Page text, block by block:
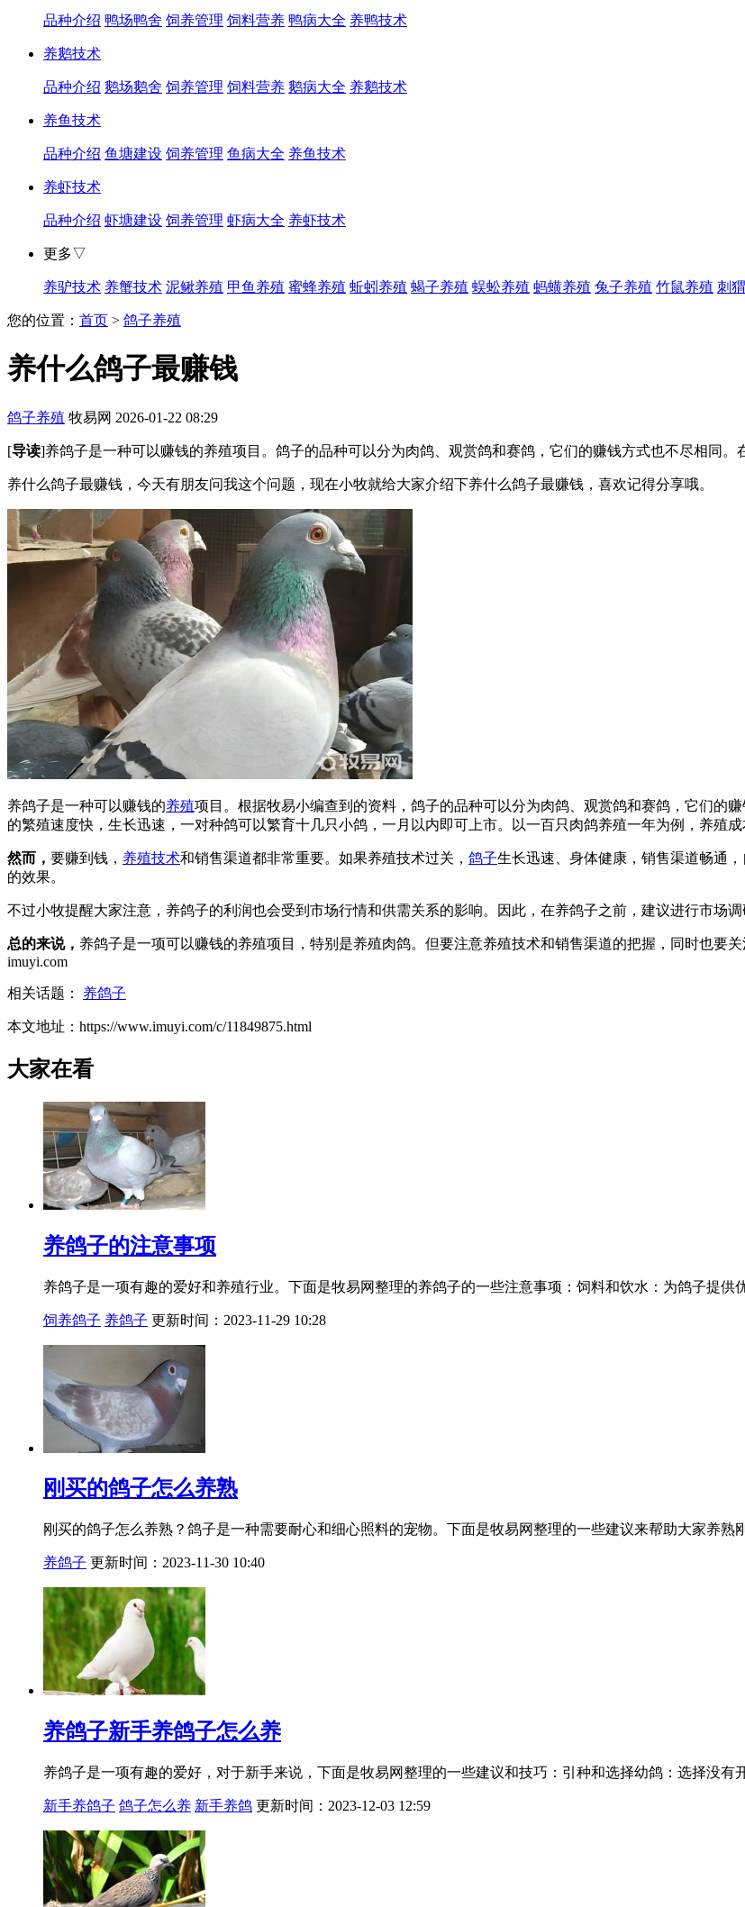
品种介绍 鸭场鸭舍 饲养管理 饲料营养 鸭病大全 养鸭技术
养鹅技术
品种介绍 鹅场鹅舍 饲养管理 饲料营养 鹅病大全 养鹅技术
养鱼技术
品种介绍 鱼塘建设 饲养管理 鱼病大全 养鱼技术
养虾技术
品种介绍 虾塘建设 饲养管理 虾病大全 养虾技术
更多▽
养驴技术 养蟹技术 泥鳅养殖 甲鱼养殖 蜜蜂养殖 蚯蚓养殖 蝎子养殖 蜈蚣养殖 蚂蟥养殖 兔子养殖 竹鼠养殖 刺
您的位置： 首页 > 鸽子养殖
养什么鸽子最赚钱
鸽子养殖 牧易网 2026-01-22 08:29
[导读]养鸽子是一种可以赚钱的养殖项目。鸽子的品种可以分为肉鸽、观赏鸽和赛鸽，它们的赚钱方式也不尽相同
养什么鸽子最赚钱，今天有朋友问我这个问题，现在小牧就给大家介绍下养什么鸽子最赚钱，喜欢记得分享哦。
养鸽子是一种可以赚钱的养殖项目。根据牧易小编查到的资料，鸽子的品种可以分为肉鸽、观赏鸽和赛鸽，它们的
的繁殖速度快，生长迅速，一对种鸽可以繁育十几只小鸽，一月以内即可上市。以一百只肉鸽养殖一年为例，养殖
然而， 要赚到钱， 养殖技术和销售渠道都非常重要。如果养殖技术过关， 鸽子生长迅速、身体健康，销售渠道畅通
的效果。
不过小牧提醒大家注意，养鸽子的利润也会受到市场行情和供需关系的影响。因此，在养鸽子之前，建议进行市场
总的来说， 养鸽子是一项可以赚钱的养殖项目，特别是养殖肉鸽。但要注意养殖技术和销售渠道的把握，同时也要
imuyi.com
相关话题： 养鸽子
本文地址：https://www.imuyi.com/c/11849875.html
大家在看
养鸽子的注意事项
养鸽子是一项有趣的爱好和养殖行业。下面是牧易网整理的养鸽子的一些注意事项：饲料和饮水：为鸽子提
饲养鸽子 养鸽子 更新时间：2023-11-29 10:28
刚买的鸽子怎么养熟
刚买的鸽子怎么养熟？鸽子是一种需要耐心和细心照料的宠物。下面是牧易网整理的一些建议来帮助大家养
养鸽子 更新时间：2023-11-30 10:40
养鸽子新手养鸽子怎么养
养鸽子是一项有趣的爱好，对于新手来说，下面是牧易网整理的一些建议和技巧：引种和选择幼鸽：选择没
新手养鸽子 鸽子怎么养 新手养鸽 更新时间：2023-12-03 12:59